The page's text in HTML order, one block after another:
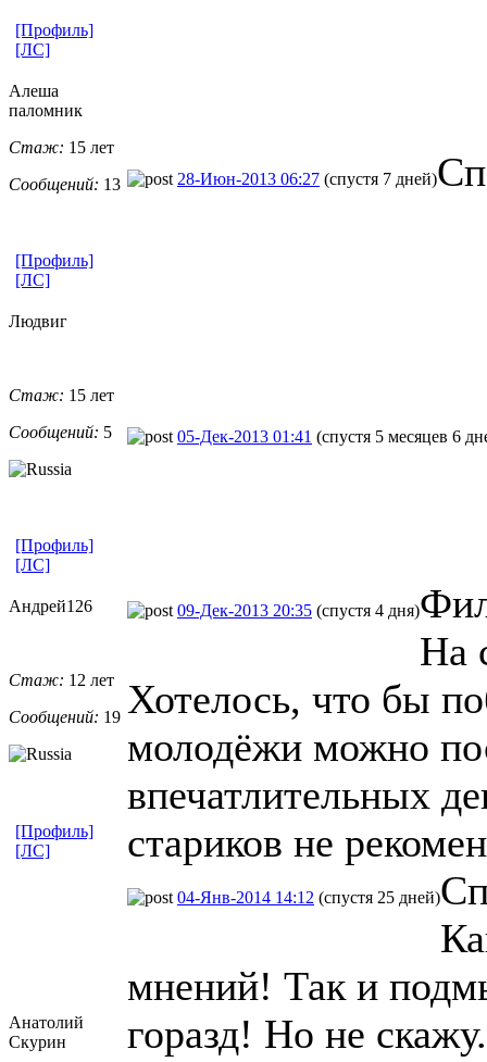
[Профиль]
[ЛС]
Алеша
паломник
Стаж: 15 лет
Сообщений: 13 28-Июн-2013 06:27 (спустя 7 дней)
[Профиль]
[ЛС]
Людвиг
Стаж: 15 лет
Сообщений: 5 05-Дек-2013 01:41 (спустя 5 месяцев 6
[Профиль]
[ЛС]
Андрей126
Стаж: 12 лет
Сообщений: 19
09-Дек-2013 20:35 (спустя 4 дня)
На
Хотелось, что бы
молодёжи можно
впечатлительных
стариков не
[Профиль]
[ЛС]
Анатолий
Скурин
04-Янв-2014 14:12 (спустя 25 дней)
мнений! Так и
горазд! Но не